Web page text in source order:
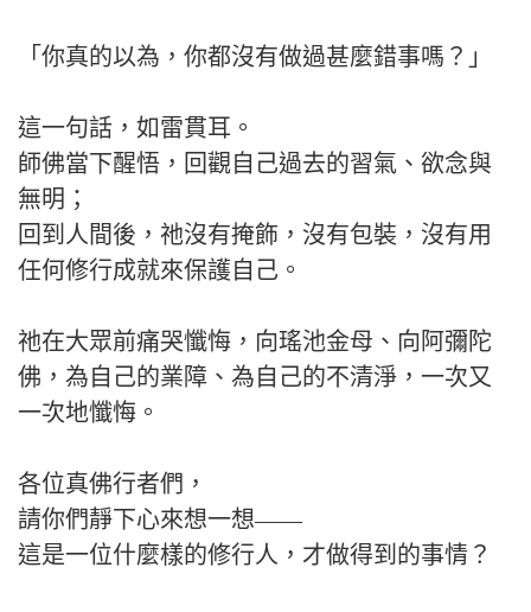
「你真的以為，你都沒有做過甚麼錯事嗎？」
這一句話，如雷貫耳。
師佛當下醒悟，回觀自己過去的習氣、欲念與
無明；
回到人間後，祂沒有掩飾，沒有包裝，沒有用
任何修行成就來保護自己。
祂在大眾前痛哭懺悔，向瑤池金母、向阿彌陀
佛，為自己的業障、為自己的不清淨，一次又
一次地懺悔。
各位真佛行者們，
請你們靜下心來想一想——
這是一位什麼樣的修行人，才做得到的事情？